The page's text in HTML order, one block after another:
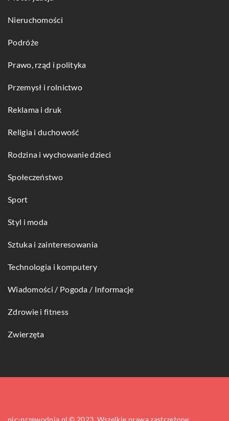
Nieruchomości
Podróże
Prawo, rząd i polityka
Przemysł i rolnictwo
Reklama i druk
Religia i duchowość
Rodzina i wychowanie dzieci
Społeczeństwo
Sport
Styl i moda
Sztuka i zainteresowania
Technologia i komputery
Wiadomości / Pogoda / Informacje
Zdrowie i fitness
Zwierzęta
nic-przewodnia.pl © 2023. Wszelkie prawa zastrzeżone.